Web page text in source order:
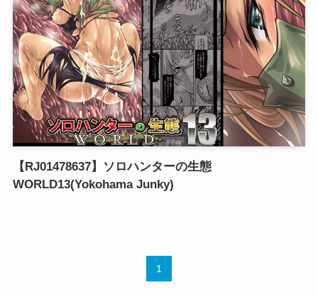
【RJ01478637】ソロハンターの生態
WORLD13(Yokohama Junky)
1